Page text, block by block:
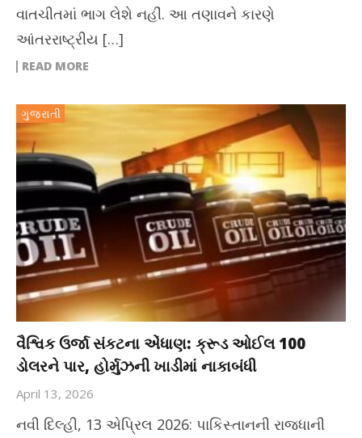
વાતચીતમાં ભાગ લેશે નહીં. આ તણાવને કારણે
આંતરરાષ્ટ્રીય […]
READ MORE
ગુજરાતી
વૈશ્વિક ઉર્જા સંકટના એંધાણ: ક્રૂડ ઓઈલ 100
ડોલરને પાર, હોર્મુઝની ખાડીમાં નાકાબંધી
April 13, 2026
નવી દિલ્હી, 13 એપ્રિલ 2026: પાકિસ્તાનની રાજધાની